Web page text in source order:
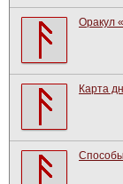
Оракул
Карта